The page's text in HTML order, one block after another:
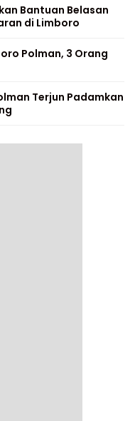
Bantuan Belasan
di Limboro
Polman, 3 Orang
Terjun Padamkan